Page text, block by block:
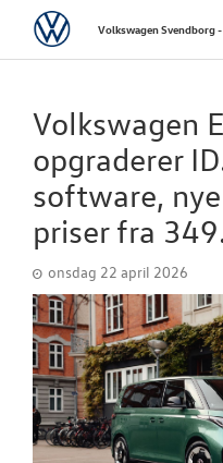
VolkswagenVolkswagen Svendborg
Volkswagen
opgraderer
software,
priser fra
onsdag 22 april 2026